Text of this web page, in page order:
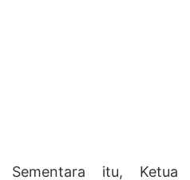
Sementara itu, Ketua